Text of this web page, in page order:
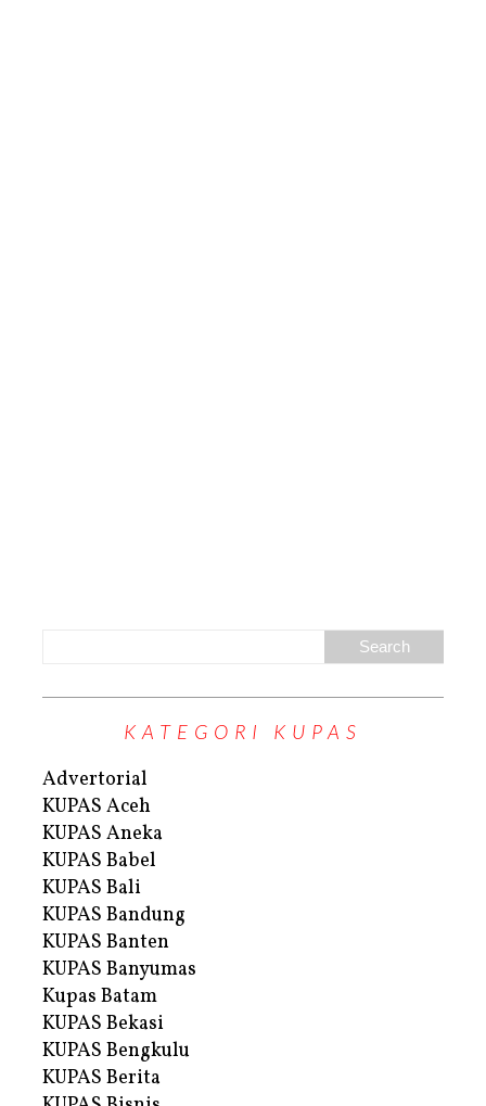
KATEGORI KUPAS
Advertorial
KUPAS Aceh
KUPAS Aneka
KUPAS Babel
KUPAS Bali
KUPAS Bandung
KUPAS Banten
KUPAS Banyumas
Kupas Batam
KUPAS Bekasi
KUPAS Bengkulu
KUPAS Berita